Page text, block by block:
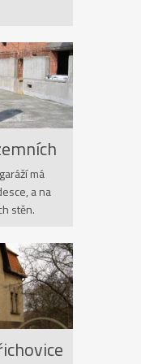
má
a na
stěn.
na vnější
Rok